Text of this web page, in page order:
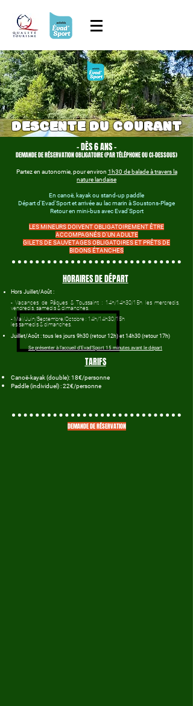
DESCENTE DU COURANT
- DÈS 6 ANS -
DEMANDE DE RÉSERVATION OBLIGATOIRE (PAR TÉLÉPHONE OU CI-DESSOUS)
Partez en autonomie, pour environ 1h30 de balade à travers la
nature landaise
En canoë, kayak ou stand-up paddle
Départ d'Evad'Sport et arrivée au lac marin à Soustons-Plage
Retour en mini-bus avec Evad'Sport
LES MINEURS DOIVENT OBLIGATOIREMENT ÊTRE
ACCOMPAGNÉS D'UN ADULTE
GILETS DE SAUVETAGES OBLIGATOIRES ET PRÊTS DE
BIDONS ÉTANCHES
HORAIRES DE DÉPART
Hors Juillet/Août :
- Vacances de Pâques & Toussaint : 14h/14h30/15h les mercredis,
vendredis, samedis & dimanches.
- Mai/Juin/Septembre/Octobre : 14h/14h30/15h
les samedis & dimanches.
Juillet/Août : tous les jours 9h30 (retour 12h) et 14h30 (retour 17h)
Se présenter à l'accueil d'Evad'Sport 15 minutes avant le départ
TARIFS
Canoë-kayak (double): 18€/personne
Paddle (individuel) : 22€/personne
DEMANDE DE RÉSERVATION